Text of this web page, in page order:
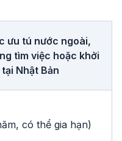
ưu tú nước ngoài,
tìm việc hoặc khởi
Nhật Bản
có thể gia hạn)